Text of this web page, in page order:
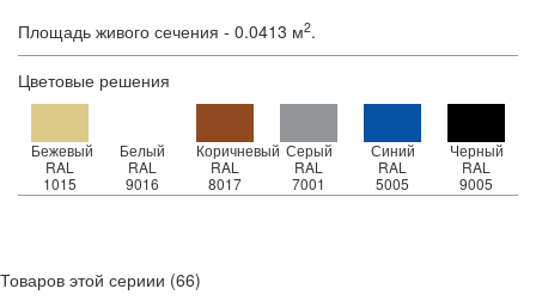
Площадь живого сечения - 0.0413 м2.
Цветовые решения
Бежевый
RAL
1015
Белый
RAL
9016
Коричневый
RAL
8017
Серый
RAL
7001
Синий
RAL
5005
Черный
RAL
9005
Товаров этой сериии (66)